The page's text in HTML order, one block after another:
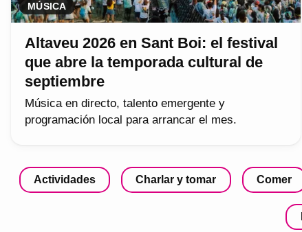
MÚSICA
Altaveu 2026 en Sant Boi: el festival
que abre la temporada cultural de
septiembre
Música en directo, talento emergente y
programación local para arrancar el mes.
Actividades Charlar y tomar Comer